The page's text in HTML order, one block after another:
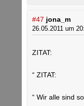
#47 jona_m
26.05.2011 um
ZITAT:
“ ZITAT:
“ Wir alle sind